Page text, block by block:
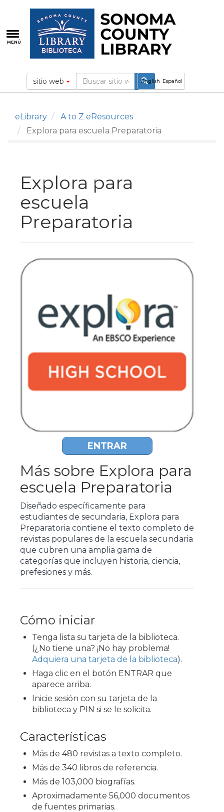
contenido
principal
MENÚ
English Español
sitio web
eLibrary
A to Z eResources
Explora para escuela Preparatoria
Explora para
escuela
Preparatoria
ENTRAR
Más sobre Explora para
escuela Preparatoria
Diseñado específicamente para
estudiantes de secundaria, Explora para
Preparatoria contiene el texto completo de
revistas populares de la escuela secundaria
que cubren una amplia gama de
categorías que incluyen historia, ciencia,
prefesiones y más.
Cómo iniciar
Tenga lista su tarjeta de la biblioteca.
(¿No tiene una? ¡No hay problema!
Adquiera una tarjeta de la biblioteca).
Haga clic en el botón ENTRAR que
aparece arriba.
Inicie sesión con su tarjeta de la
biblioteca y PIN si se le solicita.
Características
Más de 480 revistas a texto completo.
Más de 340 libros de referencia.
Más de 103,000 biografías.
Aproximadamente 56,000 documentos
de fuentes primarias.